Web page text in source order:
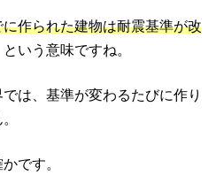
に作られた建物は耐震基準が改
という意味ですね。
は、基準が変わるたびに作り
です。